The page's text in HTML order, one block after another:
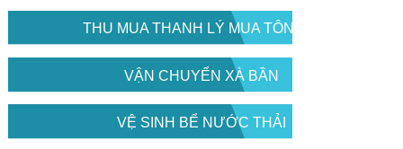
THU MUA THANH LÝ MUA TÔN CŨ
VẬN CHUYỂN XÀ BẦN
VỆ SINH BỂ NƯỚC THẢI